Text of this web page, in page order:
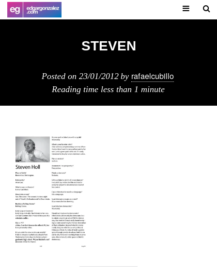
STEVEN
Posted on 23/01/2012 by rafaelcubillo
Reading time less than 1 minute